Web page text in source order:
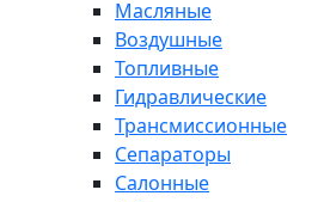
Масляные
Воздушные
Топливные
Гидравлические
Трансмиссионные
Сепараторы
Салонные